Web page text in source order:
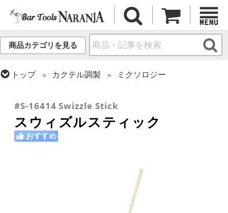
商品カテゴリを見る
トップ カクテル調製
ミクソロジー
#S-16414 Swizzle Stick
スウィズルスティック
おすすめ